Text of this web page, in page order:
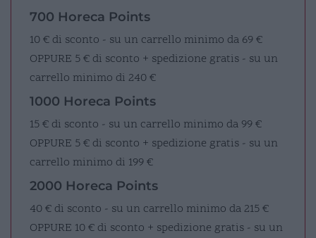
700 Horeca Points
10 € di sconto - su un carrello minimo da 69 €
OPPURE 5 € di sconto + spedizione gratis - su un
carrello minimo di 240 €
1000 Horeca Points
15 € di sconto - su un carrello minimo da 99 €
OPPURE 5 € di sconto + spedizione gratis - su un
carrello minimo di 199 €
2000 Horeca Points
40 € di sconto - su un carrello minimo da 215 €
OPPURE 10 € di sconto + spedizione gratis - su un